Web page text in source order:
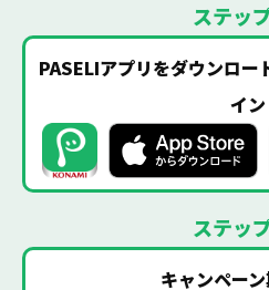
ステッ
PASELIアプリをダウンロー
イン
ステッ
キャンペー